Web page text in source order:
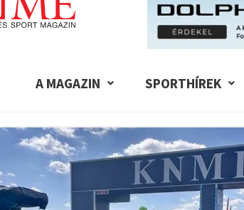
A MAGAZIN SPORTHÍREK